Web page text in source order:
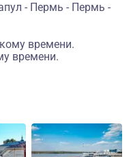
- Пермь - Пермь -
времени.
времени.